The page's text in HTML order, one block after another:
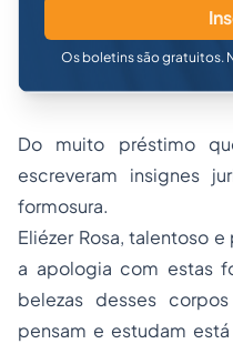
Os boletins são gratuitos.
Do muito préstimo
escreveram insignes
formosura.
Eliézer Rosa, talentoso
a apologia com estas
belezas desses
pensam e estudam